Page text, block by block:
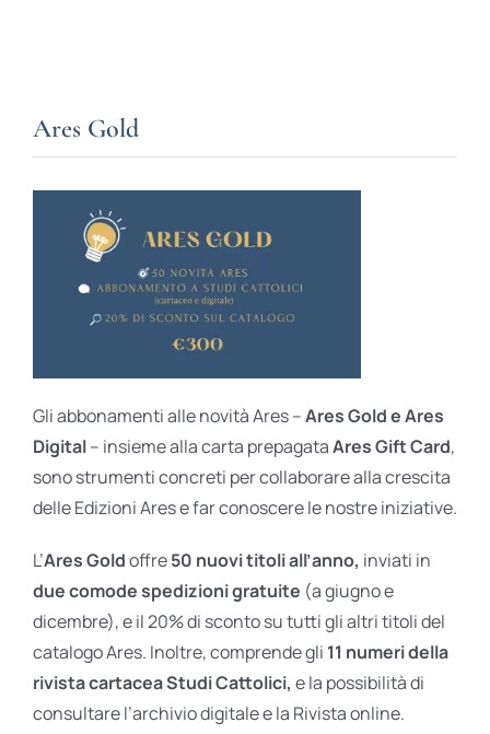
Ares Gold
Gli abbonamenti alle novità Ares –Ares Gold e Ares
Digital– insieme alla carta prepagataAres Gift Card,
sono strumenti concreti per collaborare alla crescita
delle Edizioni Ares e far conoscere le nostre iniziative.
L’Ares Goldoffre50 nuovi titoli all’anno, inviati in
due comode spedizioni gratuite (a giugno e
dicembre), e il 20% di sconto su tutti gli altri titoli del
catalogo Ares. Inoltre, comprende gli 11 numeri della
rivista cartacea Studi Cattolici, e la possibilità di
consultare l’archivio digitale e la Rivista online.